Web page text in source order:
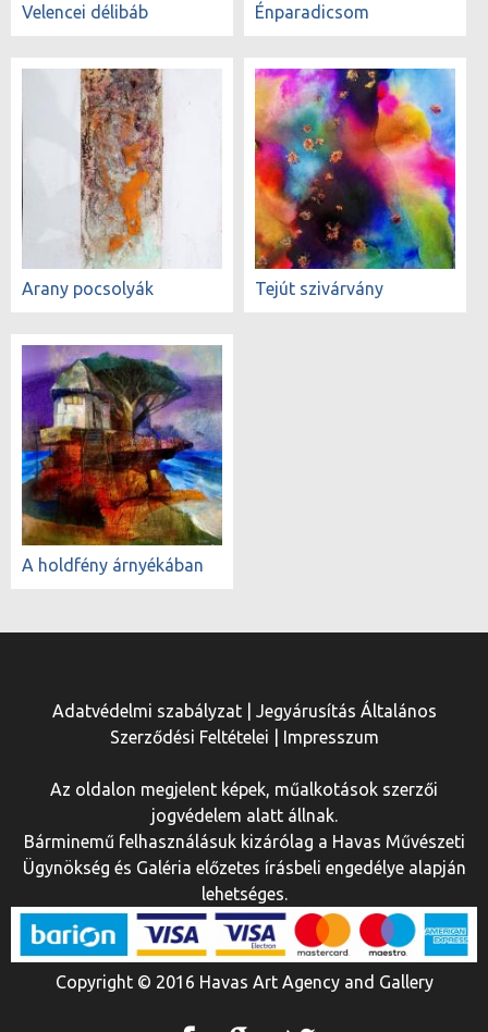
Velencei délibáb Énparadicsom
Arany pocsolyák Tejút szivárvány
A holdfény árnyékában
Adatvédelmi szabályzat|
Jegyárusítás Általános
Szerződési Feltételei
Impresszum
Az oldalon megjelent képek, műalkotások szerzői
jogvédelem alatt állnak.
Bárminemű felhasználásuk kizárólag a Havas Művészeti
Ügynökség és Galéria előzetes írásbeli engedélye alapján
lehetséges.
Copyright © 2016 Havas Art Agency and Gallery